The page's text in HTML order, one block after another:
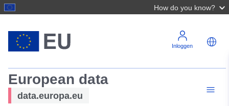
How do you know?
Inloggen
European data
data.europa.eu